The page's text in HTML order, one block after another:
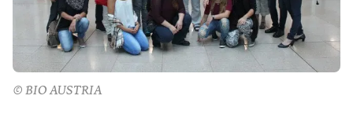
© BIO AUSTRIA